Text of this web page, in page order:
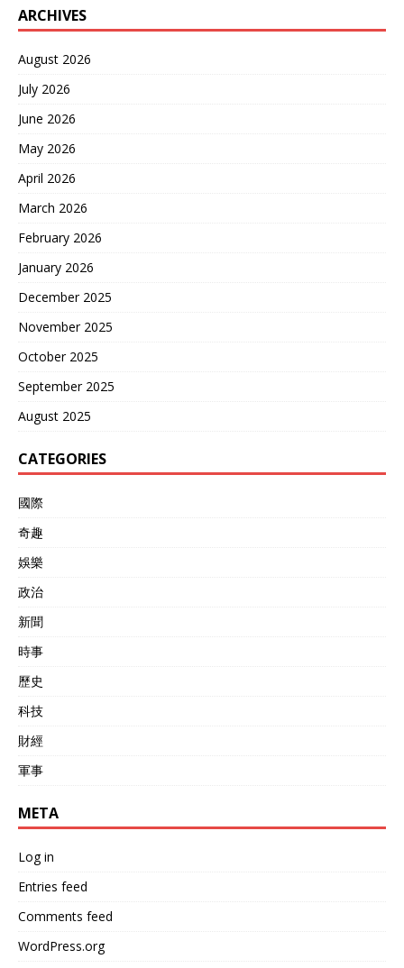
ARCHIVES
August 2026
July 2026
June 2026
May 2026
April 2026
March 2026
February 2026
January 2026
December 2025
November 2025
October 2025
September 2025
August 2025
CATEGORIES
國際
奇趣
娛樂
政治
新聞
時事
歷史
科技
財經
軍事
META
Log in
Entries feed
Comments feed
WordPress.org